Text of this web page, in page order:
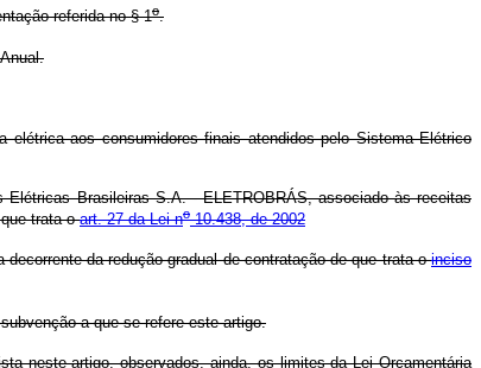
referida no § 1o.
aos consumidores finais atendidos pelo Sistema Elétrico
Brasileiras S.A. - ELETROBRÁS, associado às receitas
que trata oart. 27 da Lei no10.438, de 2002
da redução gradual de contratação de que trata oinciso
a que se refere este artigo.
neste artigo, observados, ainda, os limites da Lei Orçamentária